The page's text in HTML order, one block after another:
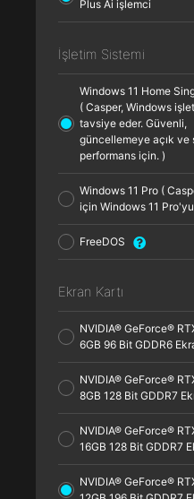
Plus Ai işlemci
İşletim Sistemi
Windows 11 Home
( Casper, Windows
tavsiye eder. Güvenli,
güncellemeye açık ve
performans için. )
Windows 11 Pro (
için Windows 11
FreeDOS
Ekran Kartı
NVIDIA® GeForce®
6GB 96 Bit GDDR6
NVIDIA® GeForce®
8GB 128 Bit GDDR7
NVIDIA® GeForce®
16GB 128 Bit GDDR7
NVIDIA® GeForce®